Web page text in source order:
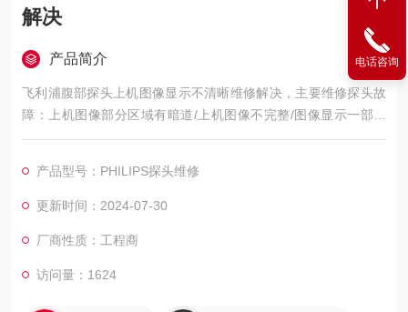
解决
产品简介
飞利浦腹部探头上机图像显示不清晰维修解决，主要维修探头故
障：上机图像部分区域有暗道/上机图像不完整/图像显示一部分
图像有黑影 图像不良，如：暗道、黑影、黑屏、重影、缺失、模
部探头维修，如：声透镜破损脱落/起泡、外壳爆裂、线套破损、
电缆线断、油囊***、漏油，等；功能不良，如：二维转三维电机
产品型号：PHILIPS探头维修
更新时间：2024-07-30
厂商性质：工程商
访问量：1624
电话咨询